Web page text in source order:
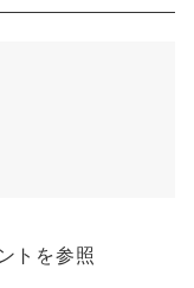
トを参照